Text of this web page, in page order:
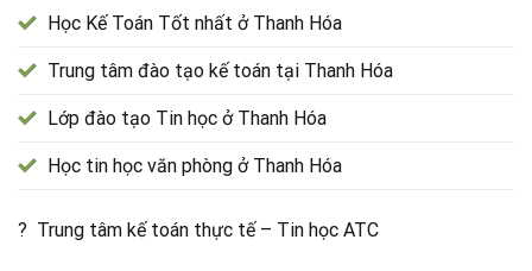
Học Kế Toán Tốt nhất ở Thanh Hóa
Trung tâm đào tạo kế toán tại Thanh Hóa
Lớp đào tạo Tin học ở Thanh Hóa
Học tin học văn phòng ở Thanh Hóa
? Trung tâm kế toán thực tế – Tin học ATC